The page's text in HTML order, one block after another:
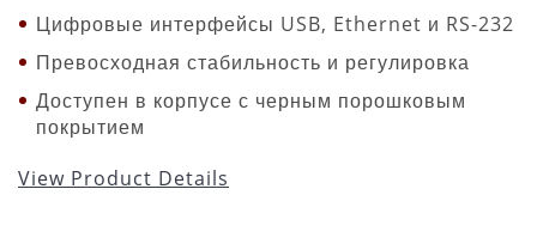
Цифровые интерфейсы USB, Ethernet и RS-232
Превосходная стабильность и регулировка
Доступен в корпусе с черным порошковым
покрытием
View Product Details